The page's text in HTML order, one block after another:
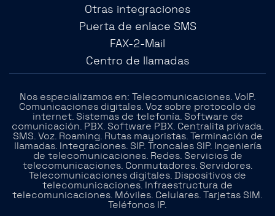
Otras integraciones
Puerta de enlace SMS
FAX-2-Mail
Centro de llamadas
Nos especializamos en: Telecomunicaciones. VoIP.
Comunicaciones digitales. Voz sobre protocolo de
internet. Sistemas de telefonía. Software de
comunicación. PBX. Software PBX. Centralita privada.
SMS. Voz. Roaming. Rutas mayoristas. Terminación de
llamadas. Integraciones. SIP. Troncales SIP. Ingeniería
de telecomunicaciones. Redes. Servicios de
telecomunicaciones. Conmutadores. Servidores.
Telecomunicaciones digitales. Dispositivos de
telecomunicaciones. Infraestructura de
telecomunicaciones. Móviles. Celulares. Tarjetas SIM.
Teléfonos IP.